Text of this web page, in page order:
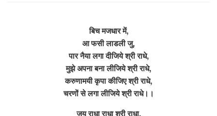
बिच मजधार में,
आ फसी लाडली जु,
पार नैया लगा दीजिये श्री राधे,
मुझे अपना बना लीजिये श्री राधे,
करुणामयी कृपा कीजिए श्री राधे,
चरणों से लगा लीजिये श्री राधे।।
जय राधा राधा श्री राधा,